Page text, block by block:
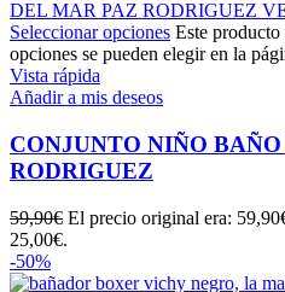
Seleccionar opciones Este
opciones se pueden elegir en la
Vista rápida
Añadir a mis deseos
CONJUNTO NIÑO
RODRIGUEZ
59,90€ El precio original era:
25,00€.
-50%